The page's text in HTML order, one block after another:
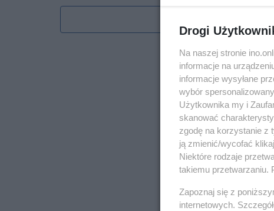
Drogi
Na naszej stronie
informacje na
informacje wysyłane
wybór
Użytkownika my i
skanować
zgodę na korzystanie z
ją zmienić/wycofać
Niektóre rodzaje
takiemu przetwarzaniu.
Zapoznaj się z
internetowych.